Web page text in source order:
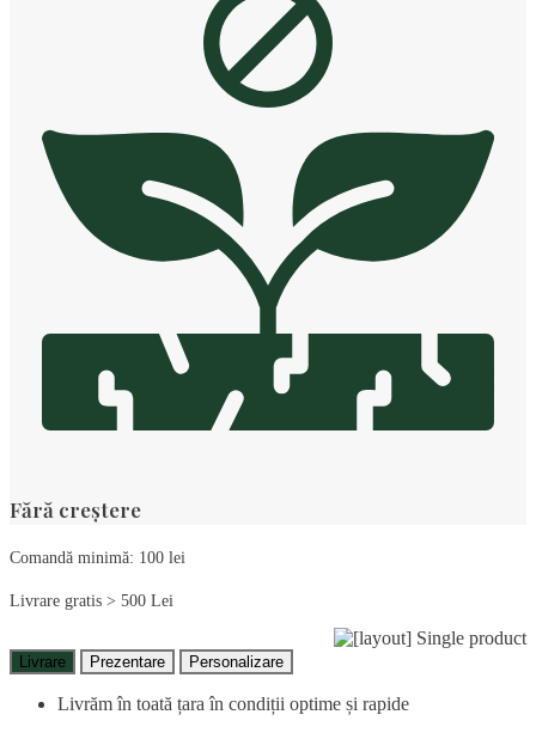
Fără creștere
Comandă minimă: 100 lei
Livrare gratis > 500 Lei
Livrare Prezentare Personalizare
Livrăm în toată țara în condiții optime și rapide